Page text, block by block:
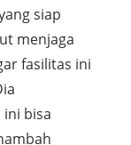
siap
menjaga
fasilitas ini
bisa